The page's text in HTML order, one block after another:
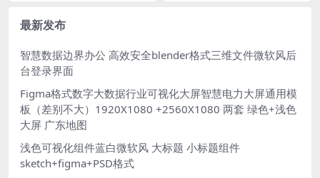
+个
最新发布
智慧数据边界办公 高效安全blender格式三维文件微软风后
台登录界面
Figma格式数字大数据行业可视化大屏智慧电力大屏通用模
板（差别不大）1920X1080 +2560X1080 两套 绿色+浅色
大屏 广东地图
浅色可视化组件蓝白微软风 大标题 小标题组件
sketch+figma+PSD格式